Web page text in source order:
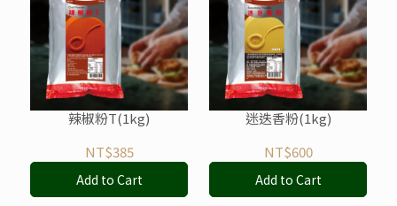
辣椒粉T(1kg)
NT$385
Add to Cart
迷迭香粉(1kg)
NT$600
Add to Cart